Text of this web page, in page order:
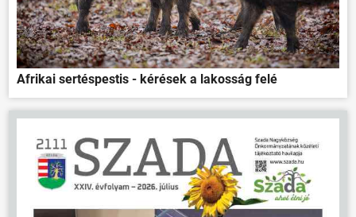
Afrikai sertéspestis - kérések a lakosság felé